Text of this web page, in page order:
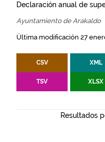
Declaración anual de
Ayuntamiento de Arakaldo
Última modificación 27
CSV XML
TSV XLSX
Resultados